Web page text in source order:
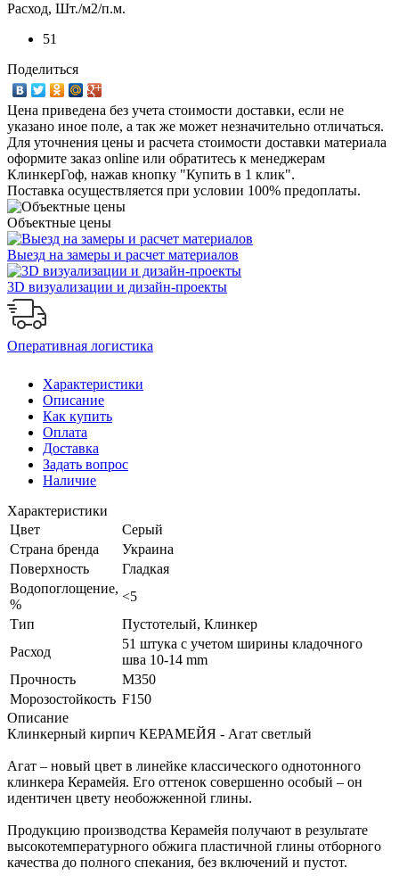
Расход, Шт./м2/п.м.
51
Поделиться
Цена приведена без учета стоимости доставки, если не
указано иное поле, а так же может незначительно отличаться.
Для уточнения цены и расчета стоимости доставки материала
оформите заказ online или обратитесь к менеджерам
КлинкерГоф, нажав кнопку "Купить в 1 клик".
Поставка осуществляется при условии 100% предоплаты.
Объектные цены
Выезд на замеры и расчет материалов
3D визуализации и дизайн-проекты
Оперативная логистика
Характеристики
Описание
Как купить
Оплата
Доставка
Задать вопрос
Наличие
Характеристики
Цвет
Серый
Страна бренда
Украина
Поверхность
Гладкая
Водопоглощение,
%
<5
Тип
Пустотелый, Клинкер
Расход
51 штука с учетом ширины кладочного
шва 10-14 mm
Прочность
М350
Морозостойкость F150
Описание
Клинкерный кирпич КЕРАМЕЙЯ - Агат светлый
Агат – новый цвет в линейке классического однотонного
клинкера Керамейя. Его оттенок совершенно особый – он
идентичен цвету необожженной глины.
Продукцию производства Керамейя получают в результате
высокотемпературного обжига пластичной глины отборного
качества до полного спекания, без включений и пустот.